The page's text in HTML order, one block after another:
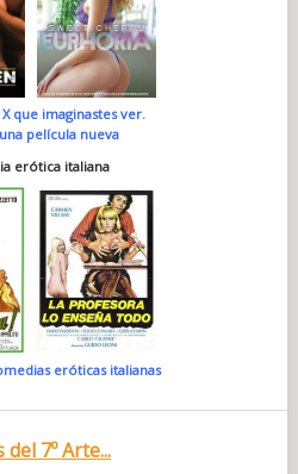
que imaginastes ver.
película nueva
erótica italiana
eróticas italianas
del 7º Arte...